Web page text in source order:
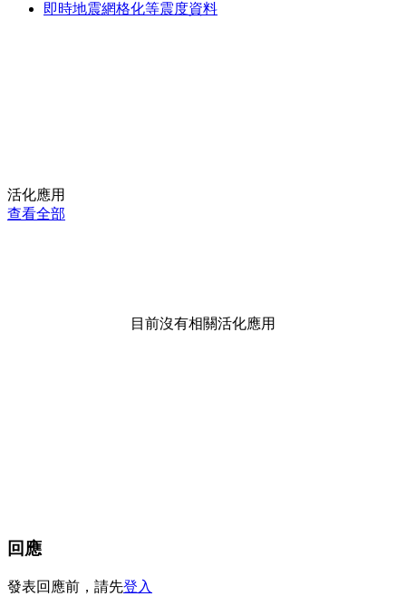
即時地震網格化等震度資料
活化應用
查看全部
目前沒有相關活化應用
回應
發表回應前，請先登入